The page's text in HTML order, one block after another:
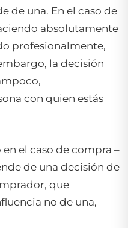
de una. En el caso de
absolutamente
profesionalmente,
la decisión
con quien estás
el caso de compra –
de una decisión de
que
no de una,